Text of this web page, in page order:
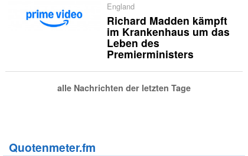
England
Richard Madden kämpft
im Krankenhaus um das
Leben des
Premierministers
alle Nachrichten der letzten Tage
Quotenmeter.fm